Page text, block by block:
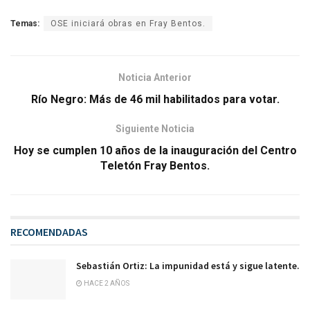
Temas: OSE iniciará obras en Fray Bentos.
Noticia Anterior
Río Negro: Más de 46 mil habilitados para votar.
Siguiente Noticia
Hoy se cumplen 10 años de la inauguración del Centro
Teletón Fray Bentos.
RECOMENDADAS
Sebastián Ortiz: La impunidad está y sigue latente.
HACE 2 AÑOS